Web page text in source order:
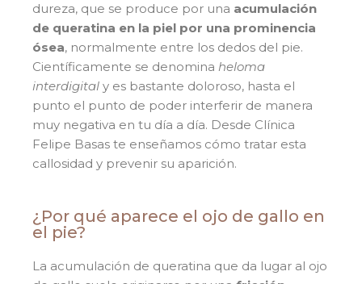
dureza, que se produce por una acumulación
de queratina en la piel por una prominencia
ósea, normalmente entre los dedos del pie.
Científicamente se denomina heloma
interdigital y es bastante doloroso, hasta el
punto el punto de poder interferir de manera
muy negativa en tu día a día. Desde Clínica
Felipe Basas te enseñamos cómo tratar esta
callosidad y prevenir su aparición.
¿Por qué aparece el ojo de gallo en
el pie?
La acumulación de queratina que da lugar al ojo